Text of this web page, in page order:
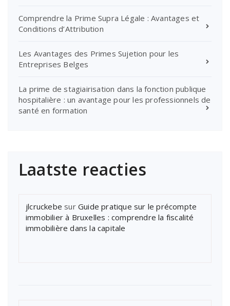
Comprendre la Prime Supra Légale : Avantages et
Conditions d’Attribution
Les Avantages des Primes Sujetion pour les
Entreprises Belges
La prime de stagiairisation dans la fonction publique
hospitalière : un avantage pour les professionnels de
santé en formation
Laatste reacties
jlcruckebe sur Guide pratique sur le précompte
immobilier à Bruxelles : comprendre la fiscalité
immobilière dans la capitale